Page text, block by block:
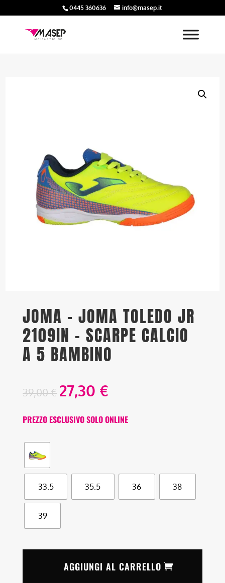
0445 360636 info@masep.it
JOMA – JOMA TOLEDO JR
2109IN – SCARPE CALCIO
A 5 BAMBINO
39,00€ 27,30 €
PREZZO ESCLUSIVO SOLO ONLINE
33.5 35.5 36 38
39
AGGIUNGI AL CARRELLO